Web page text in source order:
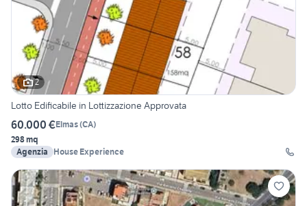
2
Lotto Edificabile in Lottizzazione Approvata
60.000 €Elmas(CA)
298 mq
Agenzia
House Experience